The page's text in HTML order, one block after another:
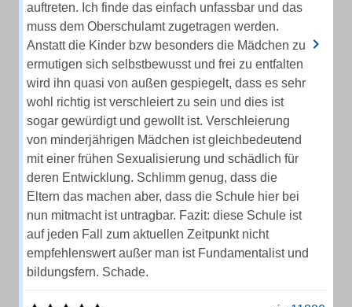
auftreten. Ich finde das einfach unfassbar und das
muss dem Oberschulamt zugetragen werden.
Anstatt die Kinder bzw besonders die Mädchen zu
ermutigen sich selbstbewusst und frei zu entfalten
wird ihn quasi von außen gespiegelt, dass es sehr
wohl richtig ist verschleiert zu sein und dies ist
sogar gewürdigt und gewollt ist. Verschleierung
von minderjährigen Mädchen ist gleichbedeutend
mit einer frühen Sexualisierung und schädlich für
deren Entwicklung. Schlimm genug, dass die
Eltern das machen aber, dass die Schule hier bei
nun mitmacht ist untragbar. Fazit: diese Schule ist
auf jeden Fall zum aktuellen Zeitpunkt nicht
empfehlenswert außer man ist Fundamentalist und
bildungsfern. Schade.